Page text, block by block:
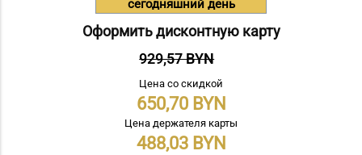
сегодняшний день
Оформить дисконтную карту
929,57 BYN
Цена со скидкой
650,70
Цена держателя карты
488,03